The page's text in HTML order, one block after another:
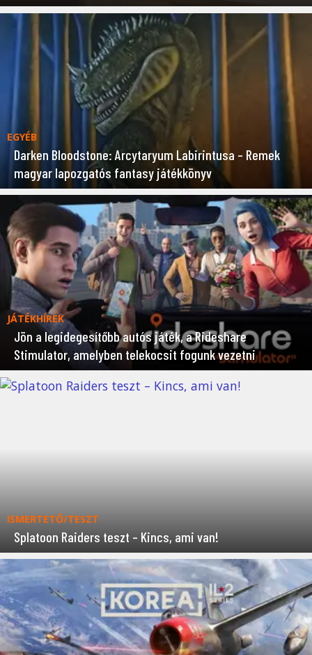
EGYÉB
Darken Bloodstone: Arcytaryum Labirintusa – Remek
magyar lapozgatós fantasy játékkönyv
JÁTÉKHÍREK
Jön a legidegesítőbb autós játék, a Rideshare
Stimulator, amelyben telekocsit fogunk vezetni
ISMERTETŐ/TESZT
Splatoon Raiders teszt – Kincs, ami van!